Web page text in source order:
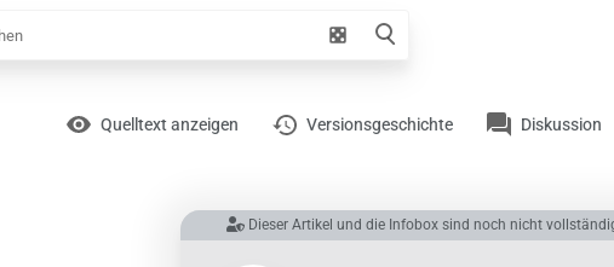
Zufälliger
Artikel
LesenQuelltext anzeigen Versionsgeschichte Diskussion
Links auf diesem
Artikel
Dieser Artikel und die Infobox sind noch nicht